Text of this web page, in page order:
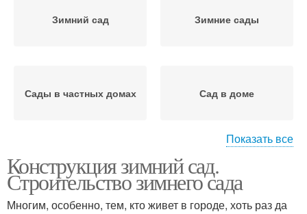
Зимний сад Зимние сады
Сады в частных домах Сад в доме
сада
Сад к дому
Показать все
Конструкция зимний сад.
Строительство зимнего сада
Многим, особенно, тем, кто живет в городе, хоть раз да